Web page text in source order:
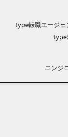
type転職エージェ
type
エンジ